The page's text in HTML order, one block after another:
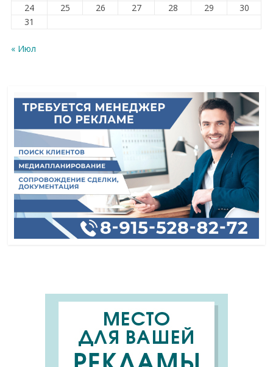
24
25 26 27 28 29
30
31
« Июл